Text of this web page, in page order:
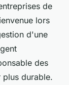
de
lors
d'une
des
plus durable.